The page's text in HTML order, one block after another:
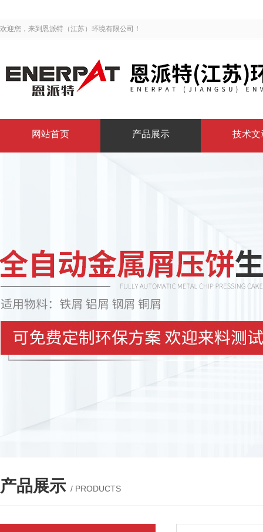
欢迎您，来到恩派特（江苏）环境有限公司！
网站首页 产品展示 技术文
产品展示 / PRODUCTS